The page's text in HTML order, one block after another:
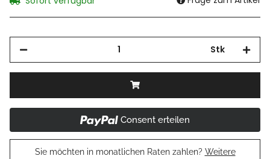
Stk
Consent erteilen
Sie möchten in monatlichen Raten zahlen? Weitere